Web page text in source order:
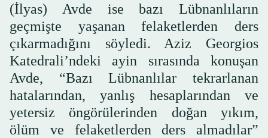
(İlyas) Avde ise bazı Lübnanlıların
geçmişte yaşanan felaketlerden ders
çıkarmadığını söyledi. Aziz Georgios
Katedrali’ndeki ayin sırasında konuşan
Avde, “Bazı Lübnanlılar tekrarlanan
hatalarından, yanlış hesaplarından ve
yetersiz öngörülerinden doğan yıkım,
ölüm ve felaketlerden ders almadılar”